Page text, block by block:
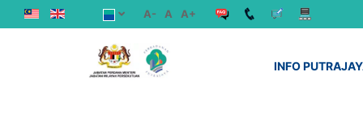
A- A A+
INFO